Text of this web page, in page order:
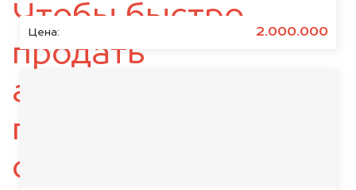
Цена: 2.000.000
Чтобы быстро
продать
автомобиль,
подготовьте
следующие